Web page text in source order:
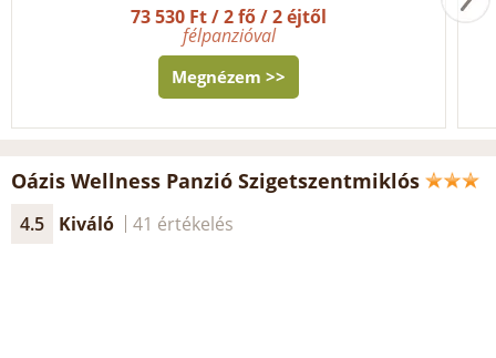
73 530 Ft / 2 fő / 2 éjtől
félpanzióval
Megnézem >>
Oázis Wellness Panzió Szigetszentmiklós
4.5 Kiváló 41 értékelés